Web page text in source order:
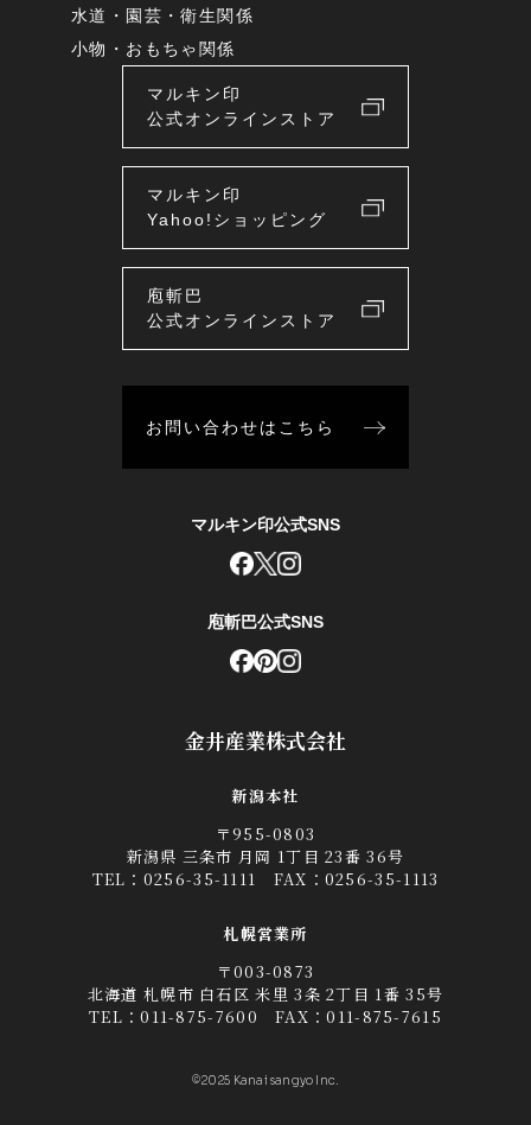
金井産業株式会社
新潟本社
〒955-0803
新潟県 三条市 月岡 1丁目 23番 36号
TEL： 0256-35-1111 FAX：0256-35-1113
札幌営業所
〒003-0873
北海道 札幌市 白石区 米里 3条 2丁目 1番 35号
TEL：011-875-7600 FAX：011-875-7615
©2025 Kanai sangyo Inc.
水道・園芸・衛生関係
小物・おもちゃ関係
マルキン印
公式オンラインストア
マルキン印
Yahoo!ショッピング
庖斬巴
公式オンラインストア
お問い合わせはこちら
マルキン印公式SNS
庖斬巴公式SNS